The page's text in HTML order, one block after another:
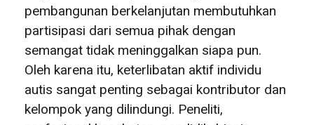
pembangunan berkelanjutan membutuhkan
partisipasi dari semua pihak dengan
semangat tidak meninggalkan siapa pun.
Oleh karena itu, keterlibatan aktif individu
autis sangat penting sebagai kontributor dan
kelompok yang dilindungi. Peneliti,